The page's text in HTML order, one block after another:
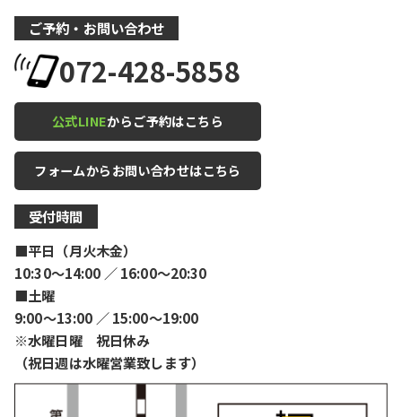
ご予約・お問い合わせ
072-428-5858
公式LINEからご予約はこちら
フォームからお問い合わせはこちら
受付時間
■平日（月火木金）
10:30〜14:00 ／ 16:00〜20:30
■土曜
9:00〜13:00 ／ 15:00〜19:00
※水曜日曜 祝日休み
（祝日週は水曜営業致します）